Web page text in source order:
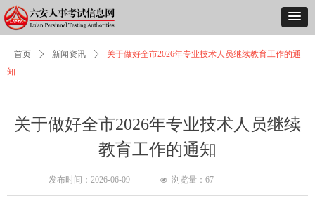
关于做好全市2026年专业技术人员继续
教育工作的通知
首页 ꄲ 新闻资讯 ꄲ
关于做好全市2026年专业技术人员继续教育工作的通
知
发布时间： 2026-06-09 넶 浏览量： 67